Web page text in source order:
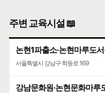
서울특별시 서초구 강남대로 505
주변 교육시설 📖
논현1파출소·논현마루도
서울특별시 강남구 학동로 169
강남문화원·논현문화마루